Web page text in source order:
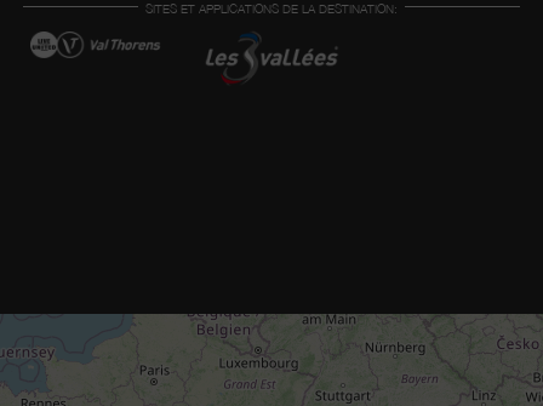
SITES ET APPLICATIONS DE LA DESTINATION: